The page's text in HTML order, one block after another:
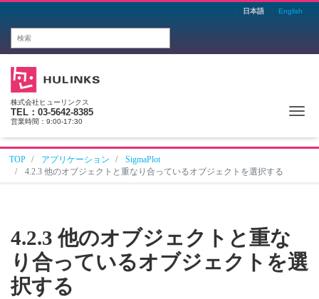
日本語 English
株式会社ヒューリンクス
TEL：03-5642-8385
営業時間：9:00-17:30
TOP アプリケーション
SigmaPlot
4.2.3 他のオブジェクトと重なり合っているオブジェクトを選択する
4.2.3 他のオブジェクトと重な
り合っているオブジェクトを選
択する